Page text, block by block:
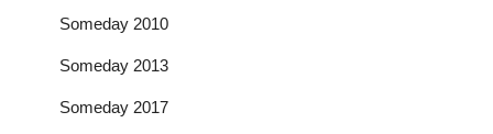
Someday 2010
Someday 2013
Someday 2017